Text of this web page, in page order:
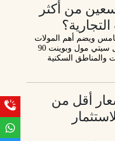
من أكثر
ويضم أهم المولات
سيتي مول و
بوينت 90
والمناطق السكنية
أقل من